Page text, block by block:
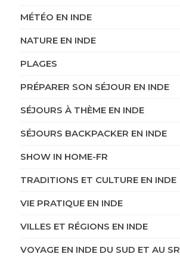
MÉTÉO EN INDE
NATURE EN INDE
PLAGES
PRÉPARER SON SÉJOUR EN INDE
SÉJOURS À THÈME EN INDE
SÉJOURS BACKPACKER EN INDE
SHOW IN HOME-FR
TRADITIONS ET CULTURE EN INDE
VIE PRATIQUE EN INDE
VILLES ET RÉGIONS EN INDE
VOYAGE EN INDE DU SUD ET AU